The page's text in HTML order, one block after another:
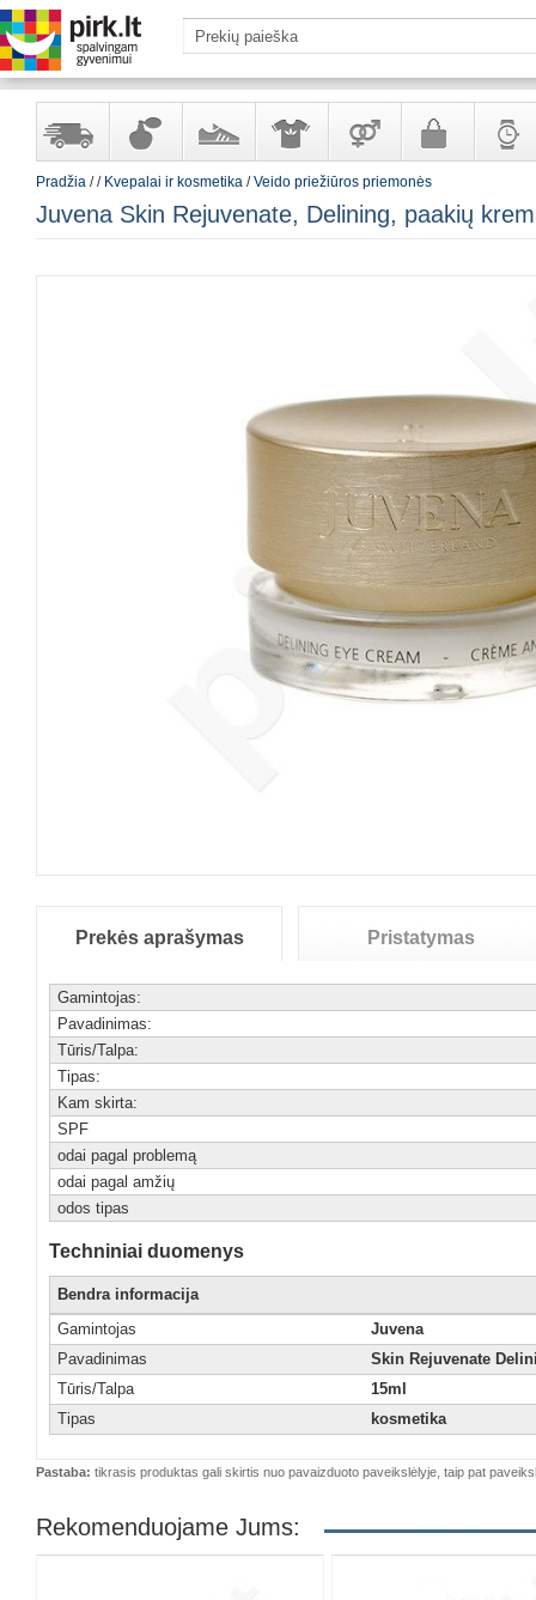
sandėlyjeir
kosmetika
ir
aksesuarai
suaugusiems
ir
Pradžia // Kvepalai ir kosmetika /Veido priežiūros priemonės
Juvena Skin Rejuvenate, Delining, paakių
Prekės aprašymas Pristatymas
Gamintojas:
Pavadinimas:
Tūris/Talpa:
Tipas:
Kam skirta:
SPF
odai pagal problemą
odai pagal amžių
odos tipas
Techniniai duomenys
Bendra informacija
Gamintojas
Juvena
Pavadinimas
Skin Rejuvenate
Tūris/Talpa
15ml
Tipas
kosmetika
Pastaba: tikrasis produktas gali skirtis nuo pavaizduoto paveikslėlyje, taip pat
Rekomenduojame Jums: